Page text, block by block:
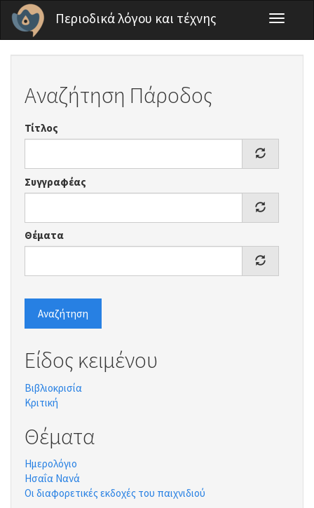
Παράκαμψη προς το κυρίως περιεχόμενο
Περιοδικά λόγου και τέχνης
Toggle
Αναζήτηση Πάροδος
Τίτλος
Συγγραφέας
Θέματα
Αναζήτηση
Είδος κειμένου
Βιβλιοκρισία
Κριτική
Θέματα
Ημερολόγιο
Ησαΐα Νανά
Οι διαφορετικές εκδοχές του παιχνιδιού